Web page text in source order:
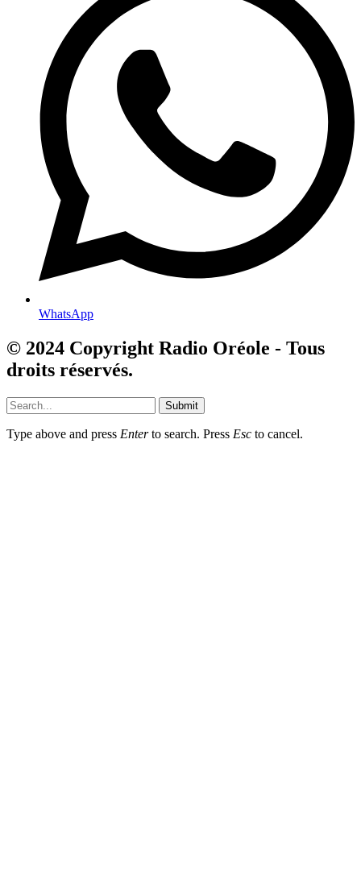
WhatsApp
© 2024 Copyright Radio Oréole - Tous
droits réservés.
Submit
Type above and press Enterto search. Press Esc to cancel.